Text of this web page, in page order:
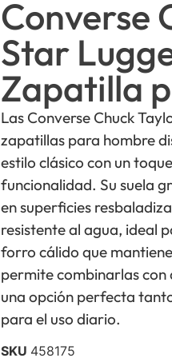
Converse
Star
Zapatilla
Las Converse Chuck
zapatillas para hombre
estilo clásico con un
funcionalidad. Su suela
en superficies
resistente al agua, ideal
forro cálido que
permite combinarlas
una opción perfecta
para el uso diario.
SKU 458175